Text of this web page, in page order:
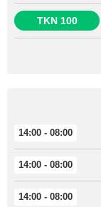
100 TKN
08:00 - 14:00
08:00 - 14:00
08:00 - 14:00